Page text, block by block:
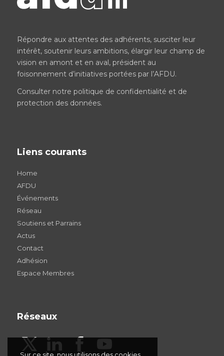
Répondre aux attentes des adhérents, susciter leur
intérêt, soutenir leurs ambitions, élargir leur champ de
vision en amont et en aval, président au
foisonnement d’initiatives portées par l’AFDU.
Consulter notre politique de confidentialité et de
protection des données.
Liens courants
Home
AFDU
Événements
Réseau
Soutiens et Parrains
Actus
Contact
Adhésion
Espace Membres
Réseaux